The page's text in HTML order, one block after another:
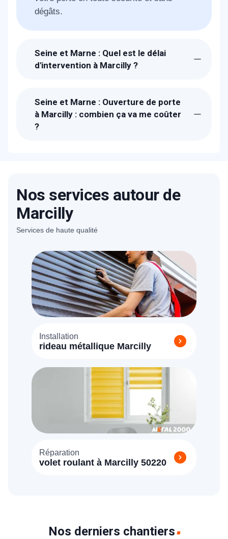
dégâts.
Seine et Marne : Quel est le délai
d'intervention à Marcilly ?
Marcilly en 30 min pour vous dépanner.
Seine et Marne : Ouverture de porte
à Marcilly : combien ça va me coûter
?
avoir estimé la charge du travail
nécessaire.
Nos services autour de
Marcilly
Services de haute qualité
Installation
rideau métallique Marcilly
Réparation
volet roulant à Marcilly 50220
Nos derniers chantiers